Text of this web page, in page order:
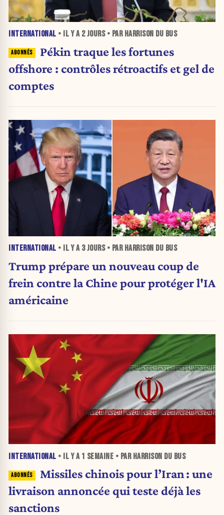
INTERNATIONAL • IL Y A 2 JOURS• PAR HARRISON DU BUS
Pékin traque les fortunes
offshore : contrôles rétroactifs et gel de
comptes
INTERNATIONAL • IL Y A 3 JOURS• PAR HARRISON DU BUS
Trump prépare un nouveau coup de
frein contre la Chine pour protéger l'IA
américaine
INTERNATIONAL • IL Y A 1 SEMAINE • PAR HARRISON DU BUS
Missiles chinois pour l’Iran : une
livraison annoncée qui teste déjà les
sanctions